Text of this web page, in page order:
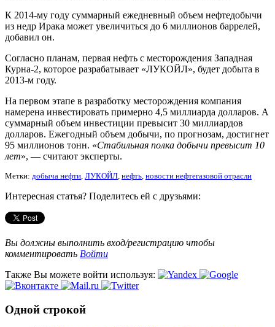
К 2014-му году суммарный ежедневный объем нефтедобычи
из недр Ирака может увеличиться до 6 миллионов баррелей,
добавил он.
Согласно планам, первая нефть с месторождения Западная
Курна-2, которое разрабатывает «ЛУКОЙЛ», будет добыта в
2013-м году.
На первом этапе в разработку месторождения компания
намерена инвестировать примерно 4,5 миллиарда долларов. А
суммарный объем инвестиции превысит 30 миллиардов
долларов. Ежегодный объем добычи, по прогнозам, достигнет
95 миллионов тонн. «Стабильная полка добычи превысит 10
лет», — считают эксперты.
Метки: добыча нефти, ЛУКОЙЛ, нефть, новости нефтегазовой отрасли
Интересная статья? Поделитесь ей с друзьями:
Вы должны выполнить вход/регистрацию чтобы
комментировать Войти
Также Вы можете войти используя:
Одной строкой